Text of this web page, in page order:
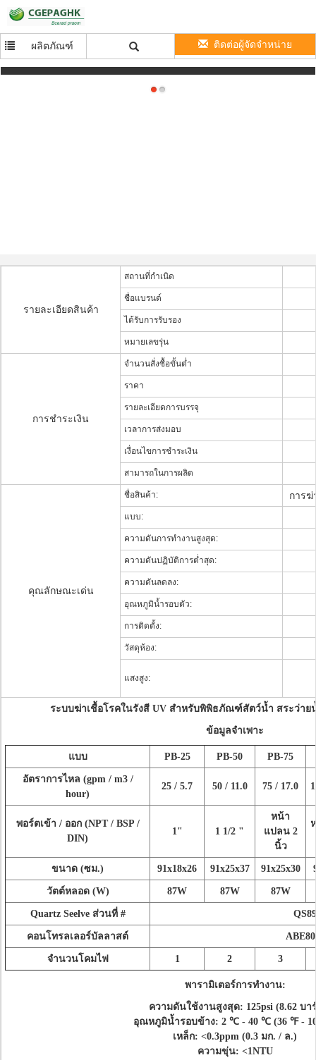
ผลิตภัณฑ์ ติดต่อผู้จัดจำหน่าย
Aquariums / swimming pools ผลิตภัณฑ์ฆ่าเชื้อโรคในน้ำ
รายละเอียดสินค้า
สถานที่กำเนิด
ชื่อแบรนด์
ได้รับการรับรอง
หมายเลขรุ่น
การชำระเงิน
จำนวนสั่งซื้อขั้นต่ำ
ราคา
รายละเอียดการบรรจุ
เวลาการส่งมอบ
เงื่อนไขการชำระเงิน
สามารถในการผลิต
คุณลักษณะเด่น
ชื่อสินค้า: การฆ่
แบบ:
ความดันการทำงานสูงสุด:
ความดันปฏิบัติการต่ำสุด:
ความดันลดลง:
อุณหภูมิน้ำรอบตัว:
การติดตั้ง:
วัสดุห้อง:
แสงสูง:
ระบบฆ่าเชื้อโรคในรังสี UV สำหรับพิพิธภัณฑ์สัตว์น้ำ สระว่าย
ข้อมูลจำเพาะ
แบบ PB-25 PB-50 PB-75
อัตราการไหล (gpm / m3 /
hour)
25 / 5.7 50 / 11.0 75 / 17.0
พอร์ตเข้า / ออก (NPT / BSP /
DIN)
1" 1 1/2 "
หน้า
แปลน 2
นิ้ว
ขนาด (ซม.) 91x18x26 91x25x37 91x25x30
วัตต์หลอด (W) 87W 87W 87W
Quartz Seelve ส่วนที่ #
คอนโทรลเลอร์บัลลาสต์
จำนวนโคมไฟ 1 2 3
พารามิเตอร์การทำงาน:
ความดันใช้งานสูงสุด: 125psi (8.62 บา
อุณหภูมิน้ำรอบข้าง: 2 ℃ - 40 ℃ (36 ℉ -
เหล็ก: <0.3ppm (0.3 มก. / ล.)
ความขุ่น: <1NTU